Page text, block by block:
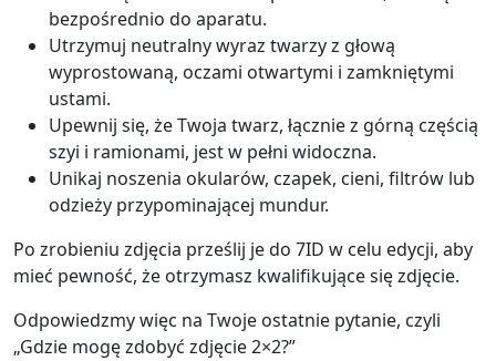
bezpośrednio do aparatu.
Utrzymuj neutralny wyraz twarzy z głową
wyprostowaną, oczami otwartymi i zamkniętymi
ustami.
Upewnij się, że Twoja twarz, łącznie z górną częścią
szyi i ramionami, jest w pełni widoczna.
Unikaj noszenia okularów, czapek, cieni, filtrów lub
odzieży przypominającej mundur.
Po zrobieniu zdjęcia prześlij je do 7ID w celu edycji, aby
mieć pewność, że otrzymasz kwalifikujące się zdjęcie.
Odpowiedzmy więc na Twoje ostatnie pytanie, czyli
„Gdzie mogę zdobyć zdjęcie 2×2?”